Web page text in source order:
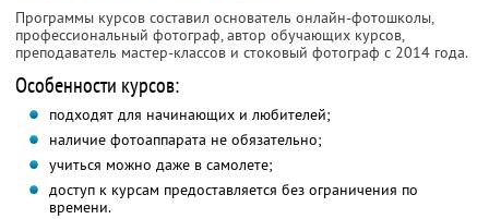
Программы курсов составил основатель онлайн-фотошколы,
профессиональный фотограф, автор обучающих курсов,
преподаватель мастер-классов и стоковый фотограф с 2014 года.
Особенности курсов:
подходят для начинающих и любителей;
наличие фотоаппарата не обязательно;
учиться можно даже в самолете;
доступ к курсам предоставляется без ограничения по
времени.